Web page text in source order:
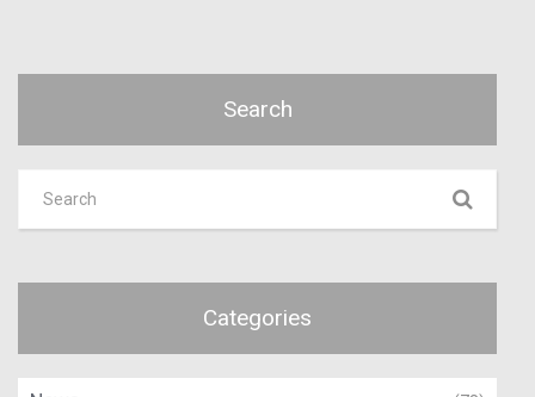
Search
Categories